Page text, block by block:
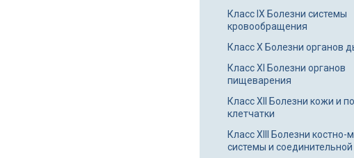
Класс IX Болезни системы
кровообращения
Класс X Болезни органов
Класс XI Болезни органов
пищеварения
Класс XII Болезни кожи и
клетчатки
Класс XIII Болезни
системы и соединительной